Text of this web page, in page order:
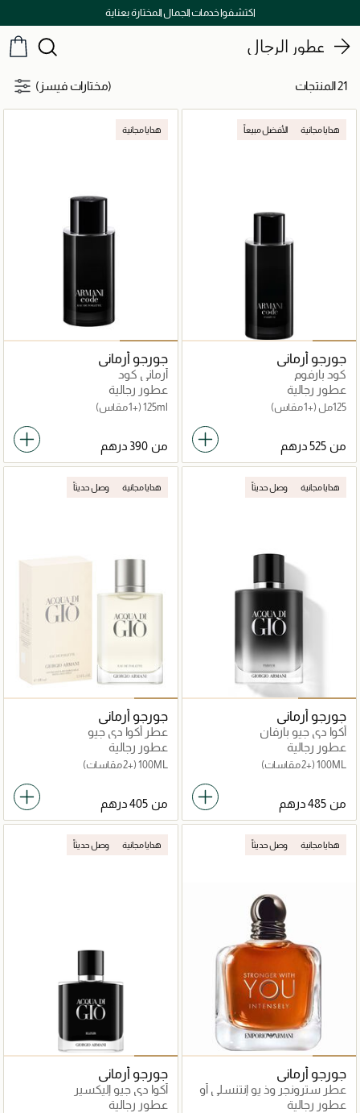
اكتشفوا خدمات الجمال المختارة بعناية
عطور الرجال
21 المنتجات (مختارات فيسز)
هدايا مجانية الأفضل مبيعاً
جورجو أرماني
كود بارفوم
عطور رجالية
125مل (+1 مقاس)
من
هدايا مجانية
جورجو أرماني
أرماني كود
عطور رجالية
125ml (+1 مقاس)
من
هدايا مجانية وصل حديثاً
جورجو أرماني
أكوا دي جيو بارفان
عطور رجالية
100ML (+2 مقاسات)
من
هدايا مجانية وصل حديثاً
جورجو أرماني
عطر أكوا دي جيو
عطور رجالية
100ML (+2 مقاسات)
من
هدايا مجانية وصل حديثاً
جورجو أرماني
عطر سترونجر وذ يو إنتنسلي أو
دو برفان
عطور رجالية
هدايا مجانية وصل حديثاً
جورجو أرماني
أكوا دي جيو إليكسير
عطور رجالية